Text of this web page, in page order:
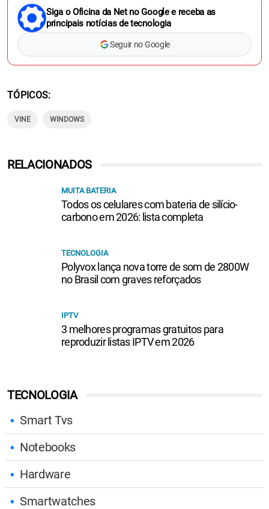
Siga o Oficina da Net no Google e receba as
principais notícias de tecnologia
Seguir no Google
TÓPICOS
VINE WINDOWS
TECNOLOGIA
Smart Tvs
Notebooks
Hardware
Smartwatches
RELACIONADOS
MUITA BATERIA
Todos os celulares com bateria de silício-
carbono em 2026: lista completa
TECNOLOGIA
Polyvox lança nova torre de som de 2800W
no Brasil com graves reforçados
IPTV
3 melhores programas gratuitos para
reproduzir listas IPTV em 2026